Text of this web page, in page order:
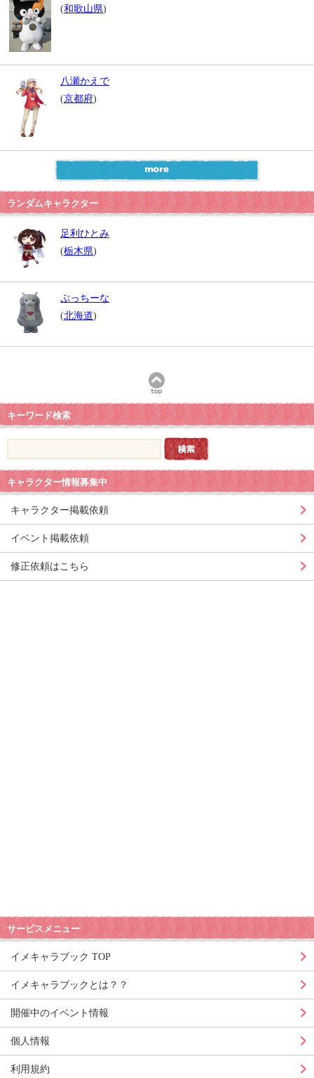
(和歌山県)
八瀬かえで
(京都府)
ランダムキャラクター
足利ひとみ
(栃木県)
ぷっちーな
(北海道)
キーワード検索
キャラクター情報募集中
キャラクター掲載依頼
イベント掲載依頼
修正依頼はこちら
サービスメニュー
イメキャラブック TOP
イメキャラブックとは？？
開催中のイベント情報
個人情報
利用規約